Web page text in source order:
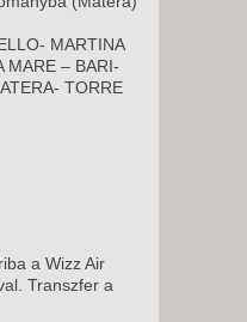
MARTINA
MARE – BARI-
TORRE
a Wizz Air
Transzfer a